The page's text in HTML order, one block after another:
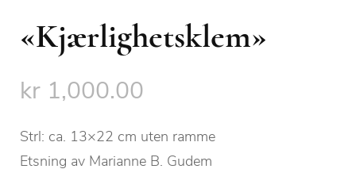
«Kjærlighetsklem»
kr 1,000.00
Strl: ca. 13×22 cm uten ramme
Etsning av Marianne B. Gudem